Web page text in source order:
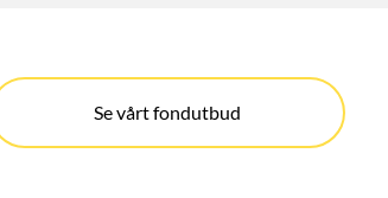
Se vårt fondutbud